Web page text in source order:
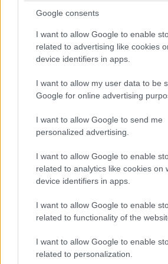
Google consents
I want to allow Google to enable
related to advertising like cookies
device identifiers in apps.
I want to allow my user data to be
Google for online advertising
I want to allow Google to send me
personalized advertising.
I want to allow Google to enable
related to analytics like cookies on
device identifiers in apps.
I want to allow Google to enable
related to functionality of the
I want to allow Google to enable
related to personalization.
előnnyel is jár. A felhasználók egy
ehhez a megoldáshoz is
hozzájutni.
Ez a gyakorlatban annyit tesz,
országukhoz képest kedvezőbb
prémium szolgáltatásra. Ez egy
oldalak esetében, ahol régiónként
előfizetési feltételek között.
A YouTube esetében ez
megérte mostanáig, hiszen
területeken, mint Görögország,
lényegesen kedvezőbb, mint máshol.